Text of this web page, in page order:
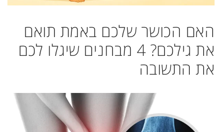
האם הכושר שלכם באמת תואם
את גילכם? 4 מבחנים שיגלו לכם
את התשובה